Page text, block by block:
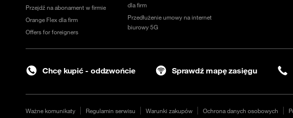
Przejdź na abonament w firmie
Orange Flex dla firm
Offers for foreigners
dla firm
Przedłużenie umowy na internet
biurowy 5G
Chcę kupić - oddzwońcie Sprawdź mapę zasięgu
Ważne komunikaty Regulamin serwisu Warunki zakupów Ochrona danych osobowych